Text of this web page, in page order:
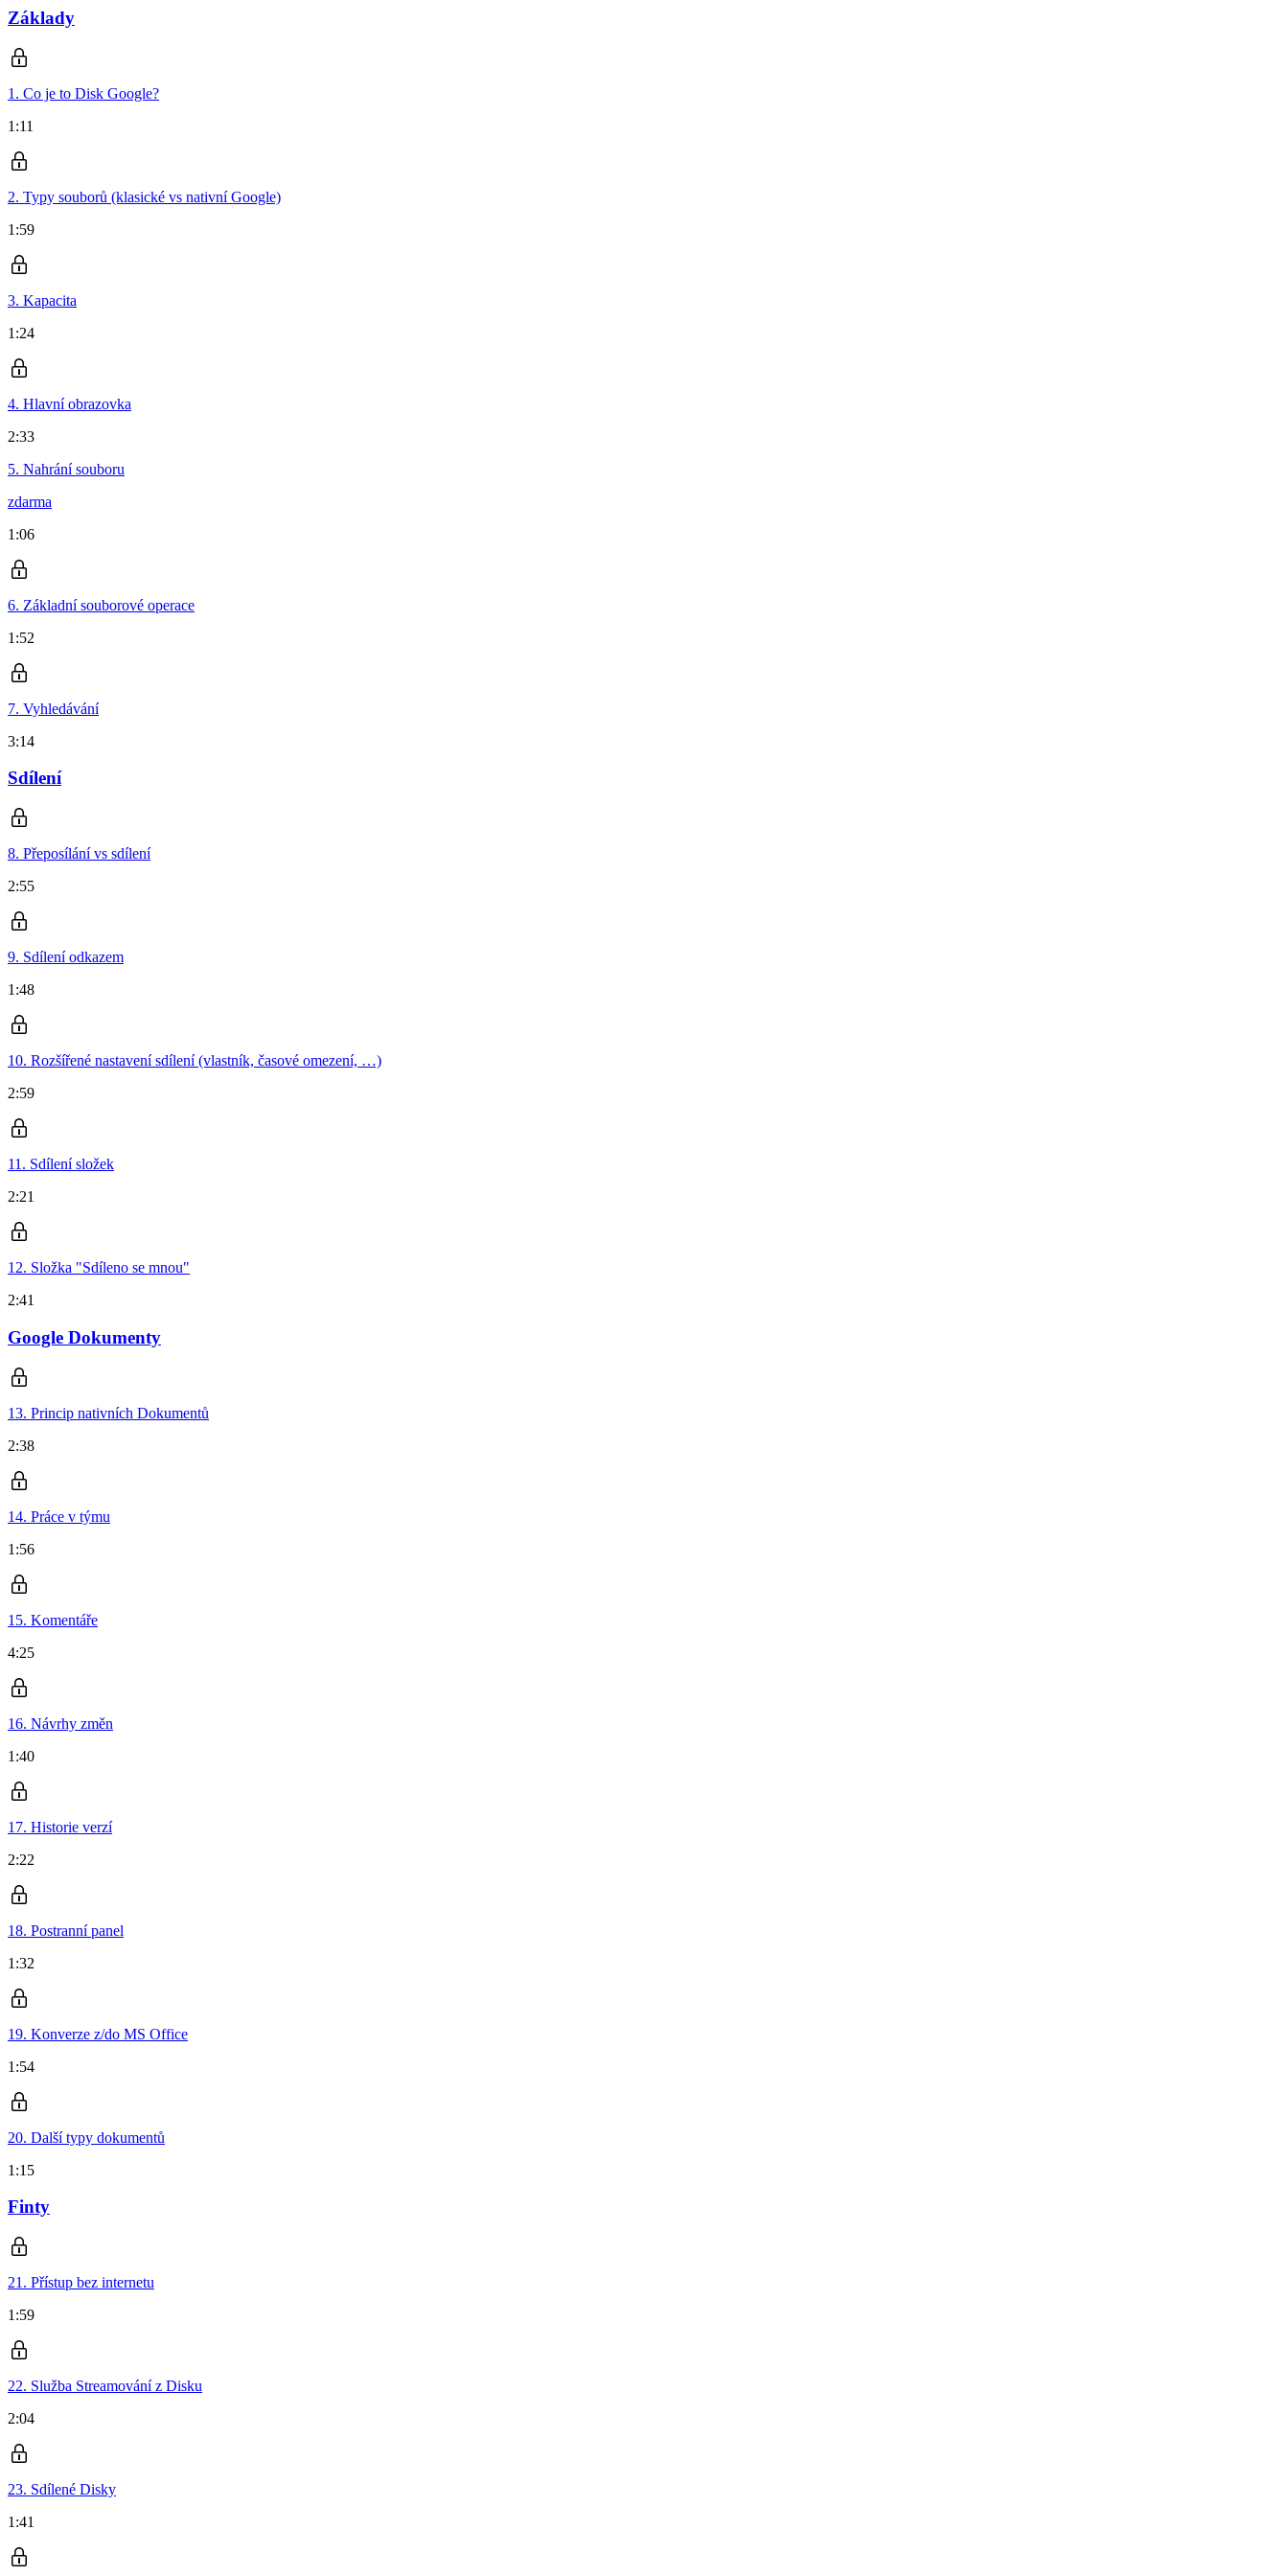
Základy
1. Co je to Disk Google?
1:11
2. Typy souborů (klasické vs nativní Google)
1:59
3. Kapacita
1:24
4. Hlavní obrazovka
2:33
5. Nahrání souboru
zdarma
1:06
6. Základní souborové operace
1:52
7. Vyhledávání
3:14
Sdílení
8. Přeposílání vs sdílení
2:55
9. Sdílení odkazem
1:48
10. Rozšířené nastavení sdílení (vlastník, časové omezení, …)
2:59
11. Sdílení složek
2:21
12. Složka "Sdíleno se mnou"
2:41
Google Dokumenty
13. Princip nativních Dokumentů
2:38
14. Práce v týmu
1:56
15. Komentáře
4:25
16. Návrhy změn
1:40
17. Historie verzí
2:22
18. Postranní panel
1:32
19. Konverze z/do MS Office
1:54
20. Další typy dokumentů
1:15
Finty
21. Přístup bez internetu
1:59
22. Služba Streamování z Disku
2:04
23. Sdílené Disky
1:41